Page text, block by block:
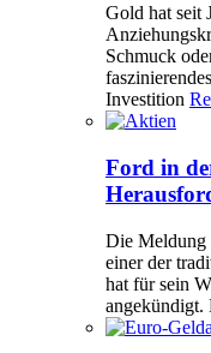
Gold hat seit
Schmuck
Investition
Ford in
Die Meldung
einer der
hat für sein
angekündigt.